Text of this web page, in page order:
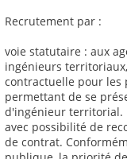
Recrutement par :
voie statutaire : aux
ingénieurs territoriaux,
contractuelle pour les
permettant de se
d'ingénieur territorial.
avec possibilité de
de contrat.